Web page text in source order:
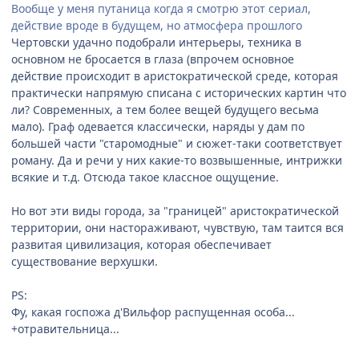
Вообще у меня путаница когда я смотрю этот сериал,
действие вроде в будущем, но атмосфера прошлого
Чертовски удачно подобрали интерьеры, техника в
основном не бросается в глаза (впрочем основное
действие происходит в аристократической среде, которая
практически напрямую списана с исторических картин что
ли? Современных, а тем более вещей будущего весьма
мало). Граф одевается классически, наряды у дам по
большей части "старомодные" и сюжет-таки соответствует
роману. Да и речи у них какие-то возвышенные, интрижки
всякие и т.д. Отсюда такое классное ощущение.
Но вот эти виды города, за "границей" аристократической
территории, они настораживают, чувствую, там таится вся
развитая цивилизация, которая обеспечивает
существование верхушки.
PS:
Фу, какая госпожа д'Вильфор распущенная особа...
+отравительница...